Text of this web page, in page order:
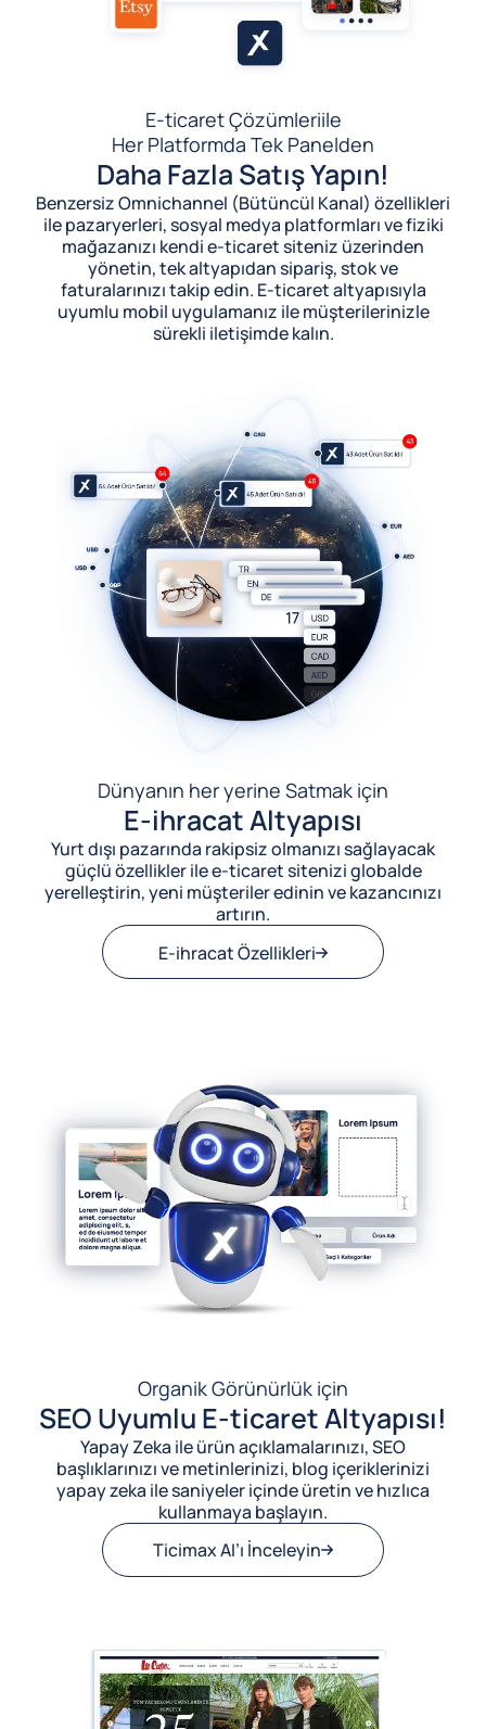
E-ticaret Çözümleriile
Her Platformda Tek Panelden
Daha Fazla Satış Yapın!
Benzersiz Omnichannel (Bütüncül Kanal) özellikleri
ile pazaryerleri, sosyal medya platformları ve fiziki
mağazanızı kendi e-ticaret siteniz üzerinden
yönetin, tek altyapıdan sipariş, stok ve
faturalarınızı takip edin. E-ticaret altyapısıyla
uyumlu mobil uygulamanız ile müşterilerinizle
sürekli iletişimde kalın.
Dünyanın her yerine Satmak için
E-ihracat Altyapısı
Yurt dışı pazarında rakipsiz olmanızı sağlayacak
güçlü özellikler ile e-ticaret sitenizi globalde
yerelleştirin, yeni müşteriler edinin ve kazancınızı
artırın.
E-ihracat Özellikleri
Organik Görünürlük için
SEO Uyumlu E-ticaret Altyapısı!
Yapay Zeka ile ürün açıklamalarınızı, SEO
başlıklarınızı ve metinlerinizi, blog içeriklerinizi
yapay zeka ile saniyeler içinde üretin ve hızlıca
kullanmaya başlayın.
Ticimax AI’ı İnceleyin